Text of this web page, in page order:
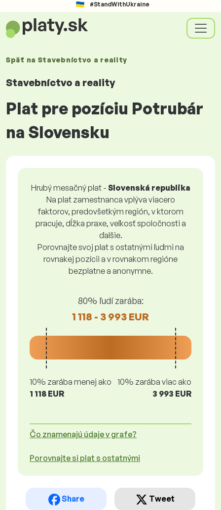
#StandWithUkraine
Späť na Stavebníctvo a reality
Stavebníctvo a reality
Plat pre pozíciu Potrubár
na Slovensku
Hrubý mesačný plat - Slovenská republika
Na plat zamestnanca vplýva viacero
faktorov, predovšetkým región, v ktorom
pracuje, dĺžka praxe, veľkosť spoločnosti a
ďalšie.
Porovnajte svoj plat s ostatnými ľuďmi na
rovnakej pozícii a v rovnakom regióne
bezplatne a anonymne.
80% ľudí zarába:
1 118 - 3 993 EUR
10% zarába menej ako
1 118 EUR
10% zarába viac ako
3 993 EUR
Čo znamenajú údaje v grafe?
Porovnajte si plat s ostatnými
Share Tweet